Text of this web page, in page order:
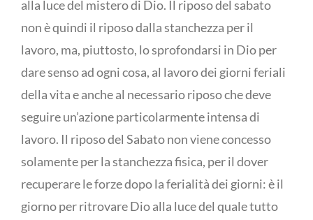
alla luce del mistero di Dio. Il riposo del sabato
non è quindi il riposo dalla stanchezza per il
lavoro, ma, piuttosto, lo sprofondarsi in Dio per
dare senso ad ogni cosa, al lavoro dei giorni feriali
della vita e anche al necessario riposo che deve
seguire un’azione particolarmente intensa di
lavoro. Il riposo del Sabato non viene concesso
solamente per la stanchezza fisica, per il dover
recuperare le forze dopo la ferialità dei giorni: è il
giorno per ritrovare Dio alla luce del quale tutto